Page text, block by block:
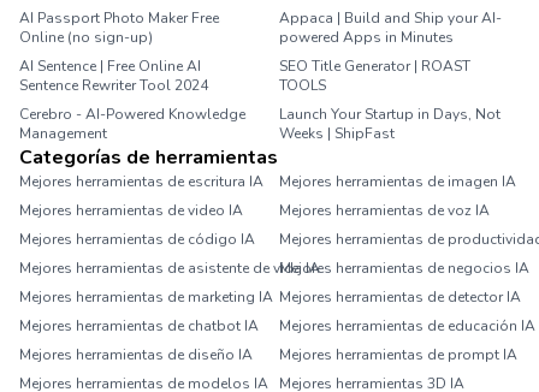
AI Passport Photo Maker Free
Online (no sign-up)
Appaca | Build and Ship your AI-
powered Apps in Minutes
AI Sentence | Free Online AI
Sentence Rewriter Tool 2024
SEO Title Generator | ROAST
TOOLS
Cerebro - AI-Powered Knowledge
Management
Launch Your Startup in Days, Not
Weeks | ShipFast
Categorías de herramientas
Mejores herramientas de escritura IA
Mejores herramientas de imagen IA
Mejores herramientas de video IA
Mejores herramientas de voz IA
Mejores herramientas de código IA
Mejores herramientas de
Mejores herramientas de asistente de vida IAMejores herramientas de negocios IA
Mejores herramientas de marketing IA Mejores herramientas de detector IA
Mejores herramientas de chatbot IA
Mejores herramientas de educación IA
Mejores herramientas de diseño IA
Mejores herramientas de prompt IA
Mejores herramientas de modelos IA
Mejores herramientas 3D IA